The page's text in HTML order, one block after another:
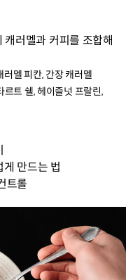
러멜과 커피를 조합해
러멜 피칸, 간장 캐러멜
르트 쉘, 헤이즐넛 프랄린,
만드는 법
트롤